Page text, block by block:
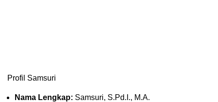
Profil Samsuri
Nama Lengkap: Samsuri, S.Pd.I., M.A.